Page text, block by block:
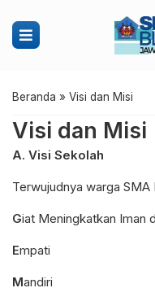
Beranda » Visi dan Misi
Visi dan Misi
A. Visi Sekolah
Terwujudnya warga SMA
Giat Meningkatkan Iman
Empati
Mandiri